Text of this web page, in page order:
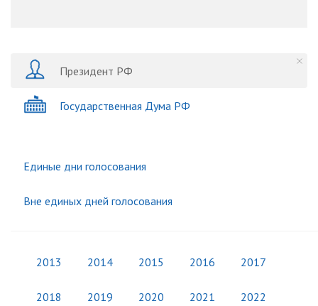
Президент РФ
Государственная Дума РФ
Единые дни голосования
Вне единых дней голосования
2013 2014 2015 2016 2017
2018 2019 2020 2021 2022